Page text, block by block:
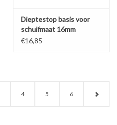
Dieptestop basis voor
schuifmaat 16mm
€16,85
4 5 6